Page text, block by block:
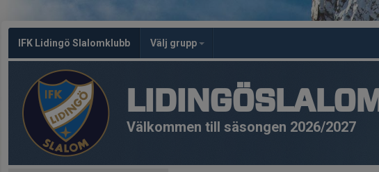
IFK Lidingö Slalomklubb Välj grupp
LIDINGÖSLALOM
Välkommen till säsongen 2026/2027